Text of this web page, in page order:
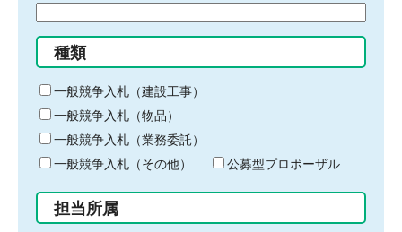
る
キ
ー
ワ
ー
ド
入
力
種類
一般競争入札（建設工事）
一般競争入札（物品）
一般競争入札（業務委託）
一般競争入札（その他）
公募型プロポーザル
担当所属